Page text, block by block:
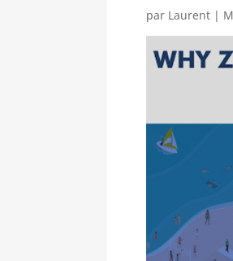
par Laurent|